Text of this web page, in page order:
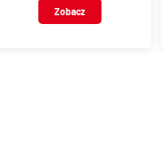
Zobacz